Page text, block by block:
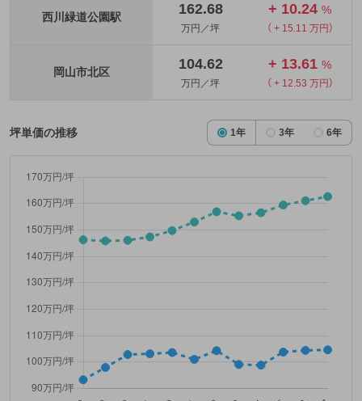
西川緑道公園駅 162.68
万円／坪
+ 10.24 %
（ + 15.11 万円）
岡山市北区 104.62
万円／坪
+ 13.61 %
（ + 12.53 万円）
坪単価の推移 1年 3年 6年